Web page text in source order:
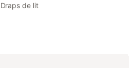
voyageurs en quête de confort et de
et plongez dans une
détail a été pensé pour rendre
Draps de lit